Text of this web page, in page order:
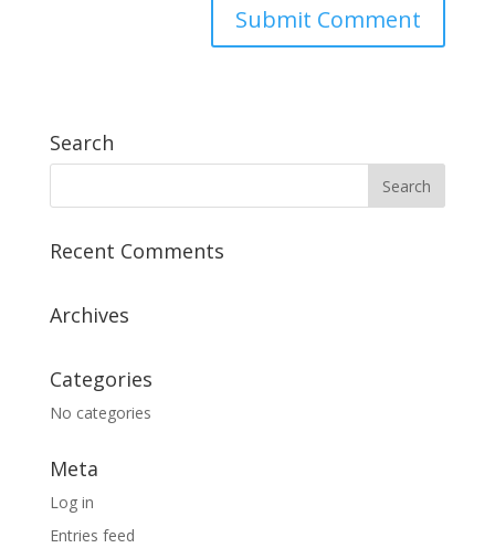
Search
Recent Comments
Archives
Categories
No categories
Meta
Log in
Entries feed